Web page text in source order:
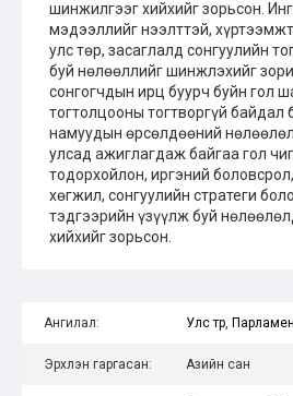
шинжилгээг хийхийг зорьсон.
мэдээллийг нээлттэй,
улс төр, засаглалд сонгуулийн
буй нөлөөллийг шинжлэхийг
сонгогчдын ирц буурч буйн гол
тогтолцооны тогтворгүй байдал
намуудын өрсөлдөөний
улсад ажиглагдаж байгаа гол
тодорхойлон, иргэний
хөгжил, сонгуулийн стратеги
тэдгээрийн үзүүлж буй
хийхийг зорьсон.
Ангилал: Улс төр
Эрхлэн гаргасан: Азийн сан